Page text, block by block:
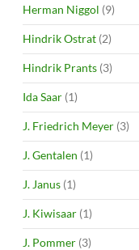
Herman Niggol (9)
Hindrik Ostrat (2)
Hindrik Prants (3)
Ida Saar (1)
J. Friedrich Meyer (3)
J. Gentalen (1)
J. Janus (1)
J. Kiwisaar (1)
J. Pommer (3)